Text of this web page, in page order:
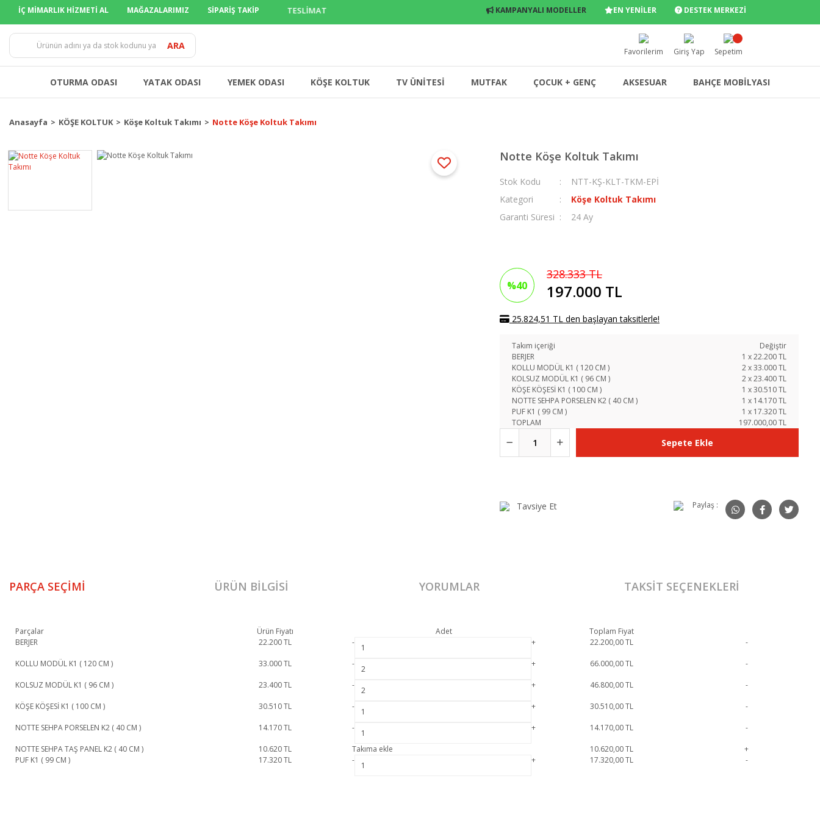
İÇ MİMARLIK HİZMETİ AL MAĞAZALARIMIZ SİPARİŞ TAKİP
TÜM İLLERE TESLİMAT KAMPANYALI MODELLER EN YENİLER DESTEK MERKEZİ
ARA
Favorilerim Giriş Yap Sepetim
OTURMA ODASI YATAK ODASI YEMEK ODASI KÖŞE KOLTUK TV ÜNİTESİ MUTFAK ÇOCUK + GENÇ AKSESUAR BAHÇE MOBİLYASI
Anasayfa KÖŞE KOLTUK Köşe Koltuk Takımı Notte Köşe Koltuk Takımı
Notte Köşe Koltuk Takımı
Stok Kodu
NTT-KŞ-KLT-TKM-EPİ
Kategori
Köşe Koltuk Takımı
Garanti Süresi
24 Ay
%40
328.333 TL
197.000 TL
25.824,51 TL den başlayan taksitlerle!
Takım içeriği
Değiştir
BERJER
1 x22.200TL
KOLLU MODÜL K1 ( 120 CM )
2x33.000TL
KOLSUZ MODÜL K1 ( 96 CM )
2x23.400TL
KÖŞE KÖŞESİ K1 ( 100 CM )
1 x30.510TL
NOTTE SEHPA PORSELEN K2 ( 40 CM )
1 x 14.170TL
PUF K1 ( 99 CM )
1 x 17.320TL
TOPLAM
197.000,00 TL
Sepete Ekle
Tavsiye Et Paylaş :
PARÇA SEÇIMI ÜRÜN BILGISI YORUMLAR TAKSIT SEÇENEKLERI
Parçalar Ürün Fiyatı Adet
Toplam Fiyat
BERJER
22.200TL - + 22.200,00TL -
KOLLU MODÜL K1 ( 120 CM ) 33.000TL - + 66.000,00TL -
KOLSUZ MODÜL K1 ( 96 CM ) 23.400TL - + 46.800,00TL -
KÖŞE KÖŞESİ K1 ( 100 CM ) 30.510TL - + 30.510,00TL -
NOTTE SEHPA PORSELEN K2 ( 40 CM ) 14.170TL - + 14.170,00TL -
NOTTE SEHPA TAŞ PANEL K2 ( 40 CM ) 10.620TL Takıma ekle 10.620,00TL
+
PUF K1 ( 99 CM )
17.320TL - + 17.320,00TL -